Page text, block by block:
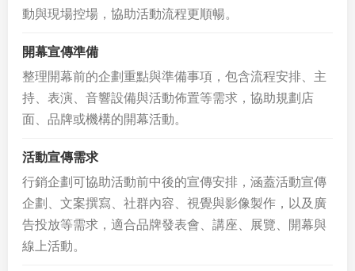
動與現場控場，協助活動流程更順暢。
開幕宣傳準備
整理開幕前的企劃重點與準備事項，包含流程安排、主
持、表演、音響設備與活動佈置等需求，協助規劃店
面、品牌或機構的開幕活動。
活動宣傳需求
行銷企劃可協助活動前中後的宣傳安排，涵蓋活動宣傳
企劃、文案撰寫、社群內容、視覺與影像製作，以及廣
告投放等需求，適合品牌發表會、講座、展覽、開幕與
線上活動。